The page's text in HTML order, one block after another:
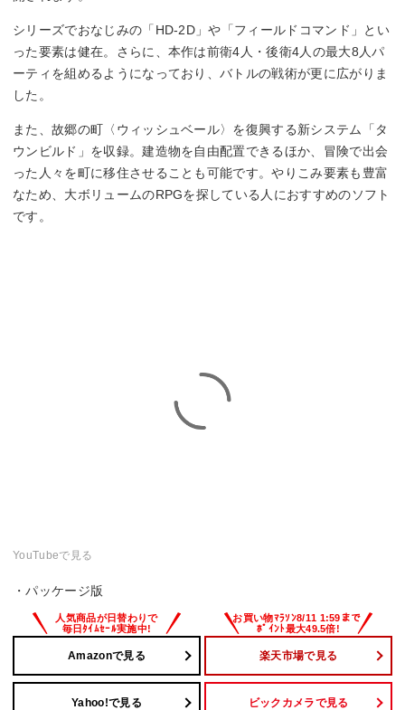
シリーズでおなじみの「HD-2D」や「フィールドコマンド」とい
った要素は健在。さらに、本作は前衛4人・後衛4人の最大8人パ
ーティを組めるようになっており、バトルの戦術が更に広がりま
した。
また、故郷の町〈ウィッシュベール〉を復興する新システム「タ
ウンビルド」を収録。建造物を自由配置できるほか、冒険で出会
った人々を町に移住させることも可能です。やりこみ要素も豊富
なため、大ボリュームのRPGを探している人におすすめのソフト
です。
YouTubeで見る
・パッケージ版
Amazonで見る 楽天市場で見る
Yahoo!で見る ビックカメラで見る